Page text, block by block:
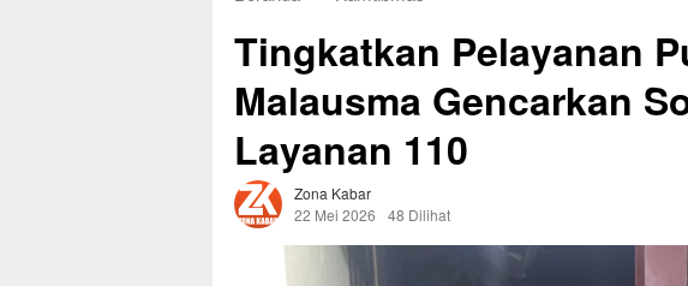
Tingkatkan Pelayanan
Malausma Gencarkan
Layanan 110
Zona Kabar
22 Mei 2026
48 Dilihat